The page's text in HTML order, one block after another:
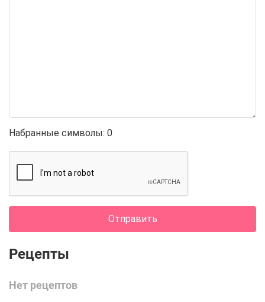
Набранные символы: 0
Отправить
Нет рецептов